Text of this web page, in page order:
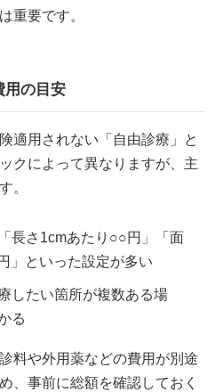
重要です。
用の目安
適用されない「自由診療」と
クによって異なりますが、主
。
長さ1cmあたり○○円」「面
」といった設定が多い
したい箇所が複数ある場
る
料や外用薬などの費用が別途
、事前に総額を確認しておく